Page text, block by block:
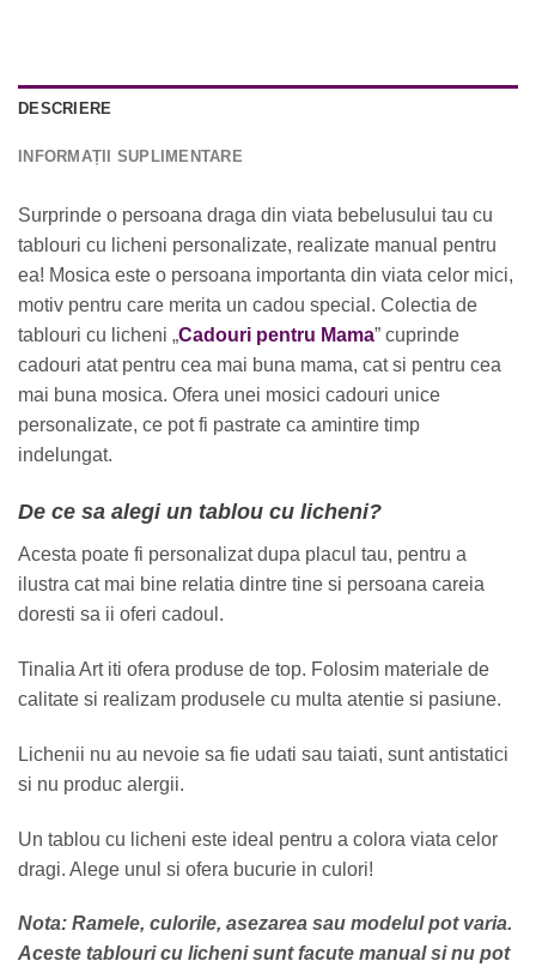
DESCRIERE
INFORMAȚII SUPLIMENTARE
Surprinde o persoana draga din viata bebelusului tau cu
tablouri cu licheni personalizate, realizate manual pentru
ea! Mosica este o persoana importanta din viata celor mici,
motiv pentru care merita un cadou special. Colectia de
tablouri cu licheni „Cadouri pentru Mama” cuprinde
cadouri atat pentru cea mai buna mama, cat si pentru cea
mai buna mosica. Ofera unei mosici cadouri unice
personalizate, ce pot fi pastrate ca amintire timp
indelungat.
De ce sa alegi un tablou cu licheni?
Acesta poate fi personalizat dupa placul tau, pentru a
ilustra cat mai bine relatia dintre tine si persoana careia
doresti sa ii oferi cadoul.
Tinalia Art iti ofera produse de top. Folosim materiale de
calitate si realizam produsele cu multa atentie si pasiune.
Lichenii nu au nevoie sa fie udati sau taiati, sunt antistatici
si nu produc alergii.
Un tablou cu licheni este ideal pentru a colora viata celor
dragi. Alege unul si ofera bucurie in culori!
Nota: Ramele, culorile, asezarea sau modelul pot varia.
Aceste tablouri cu licheni sunt facute manual si nu pot